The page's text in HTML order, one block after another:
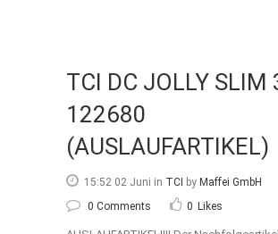
TCI DC JOLLY SLIM
122680
(AUSLAUFARTIKEL)
15:52 02 Juni in TCI by Maffei GmbH
0 Comments
0 Likes